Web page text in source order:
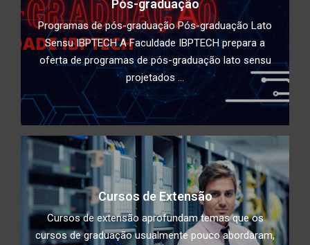
Pós-graduação
Programas de pós-graduação Pós-graduação Lato
Sensu IBPTECH A Faculdade IBPTECH prepara a
oferta de programas de pós-graduação lato sensu
projetados ...
Cursos de Extensão
Cursos de extensão aprofundam temas que os
cursos de graduação usualmente pouco abordaram,